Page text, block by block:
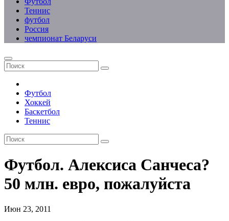
Теннис
футбол
Россия
чемпионат Беларуси
Футбол
Хоккей
Баскетбол
Теннис
Футбол. Алексиса Санчеса?
50 млн. евро, пожалуйста
Июн 23, 2011